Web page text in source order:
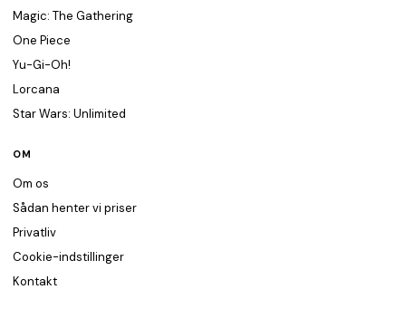
Magic: The Gathering
One Piece
Yu-Gi-Oh!
Lorcana
Star Wars: Unlimited
OM
Om os
Sådan henter vi priser
Privatliv
Cookie-indstillinger
Kontakt